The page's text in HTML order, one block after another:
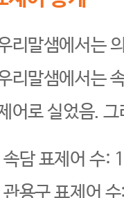
리말샘에서는
리말샘에서는
어로 실었음.
속담 표제어 수:
관용구 표제어